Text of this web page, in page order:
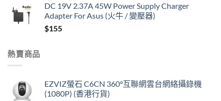
DC 19V 2.37A 45W Power Supply Charger
Adapter For Asus (火牛 / 變壓器)
$155
熱賣商品
EZVIZ螢石 C6CN 360°互聯網雲台網絡攝錄機
(1080P) (香港行貨)